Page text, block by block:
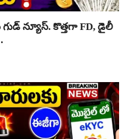
న్యూస్. కొత్తగా FD, డైలీ